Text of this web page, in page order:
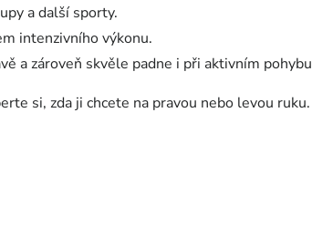
a další sporty.
intenzivního výkonu.
a zároveň skvěle padne i při aktivním pohybu
si, zda ji chcete na pravou nebo levou ruku.